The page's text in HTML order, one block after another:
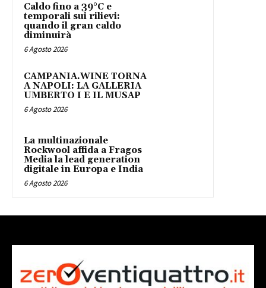
Caldo fino a 39°C e
temporali sui rilievi:
quando il gran caldo
diminuirà
6 Agosto 2026
CAMPANIA.WINE TORNA
A NAPOLI: LA GALLERIA
UMBERTO I E IL MUSAP
6 Agosto 2026
La multinazionale
Rockwool affida a Fragos
Media la lead generation
digitale in Europa e India
6 Agosto 2026